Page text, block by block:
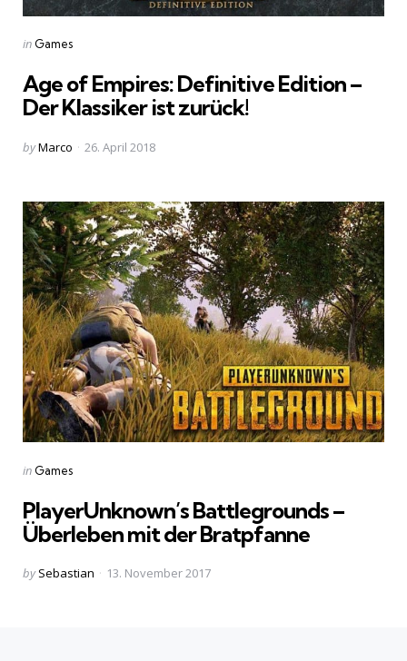
Categories
Posted
in Games
Age of Empires: Definitive Edition –
Der Klassiker ist zurück!
Posted
byMarco 26. April 2018
Categories
Posted
in Games
PlayerUnknown’s Battlegrounds –
Überleben mit der Bratpfanne
Posted
by Sebastian 13. November 2017